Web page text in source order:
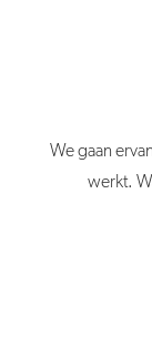
We gaan
werkt.